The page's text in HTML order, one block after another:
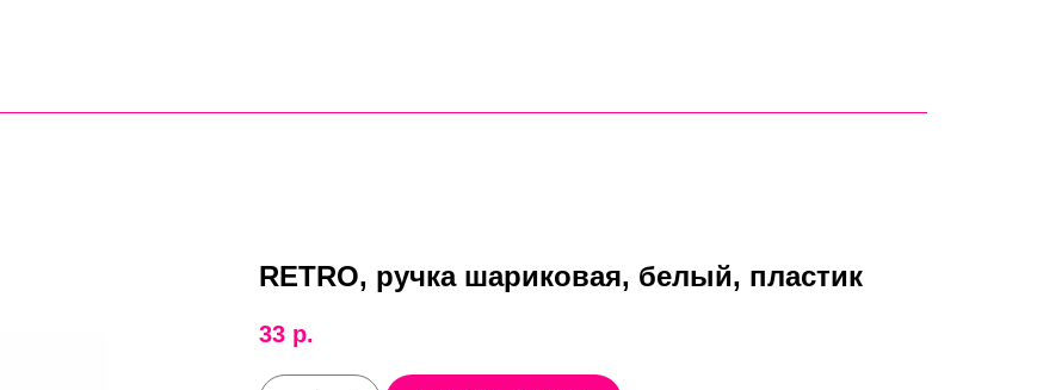
RETRO, ручка шариковая, белый, пластик
33 р.